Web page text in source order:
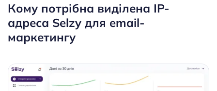
Кому потрібна виділена IP-
адреса Selzy для email-
маркетингу